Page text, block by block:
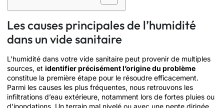
Les causes principales de l’humidité
dans un vide sanitaire
L’humidité dans votre vide sanitaire peut provenir de multiples
sources, et identifier précisément l’origine du problème
constitue la première étape pour le résoudre efficacement.
Parmi les causes les plus fréquentes, nous retrouvons les
infiltrations d’eau extérieure, notamment lors de fortes pluies ou
d’inondations. Un terrain mal nivelé ou avec une pente dirigée